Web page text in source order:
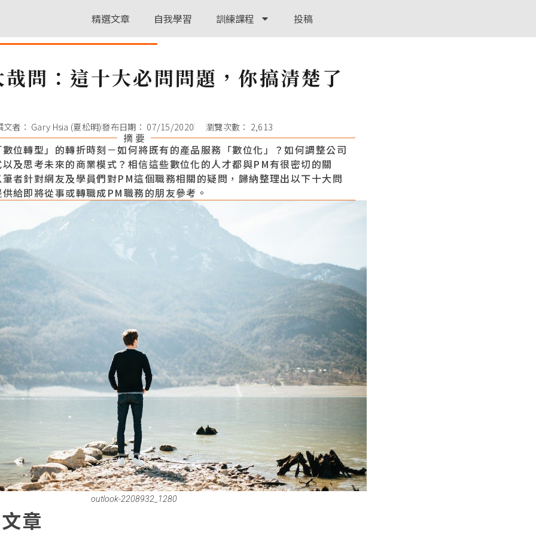
精選文章 自我學習 訓練課程 投稿
問：這十大必問問題，你搞清楚了
文者： Gary Hsia (夏松明)發布日期： 07/15/2020 瀏覽次數： 2,613
摘 要
位轉型」的轉折時刻－如何將既有的產品服務「數位化」？如何調整公司
及思考未來的商業模式？相信這些數位化的人才都與PM有很密切的關
者針對網友及學員們對PM這個職務相關的疑問，歸納整理出以下十大問
給即將從事或轉職成PM職務的朋友參考。
outlook-2208932_1280
章